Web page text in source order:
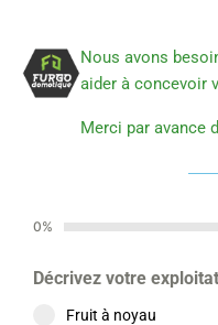
Nous avons
aider à concevoir
Merci par avance
0%
Décrivez votre
Fruit à noyau